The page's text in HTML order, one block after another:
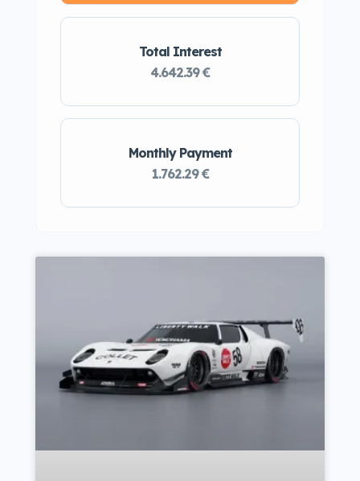
Monthly Payment
1.762.29 €
Total Interest
4.642.39 €